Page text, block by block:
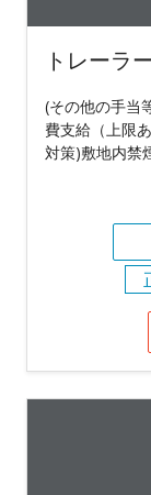
トレーラ
(その他の手当
費支給（上限
対策)敷地内禁